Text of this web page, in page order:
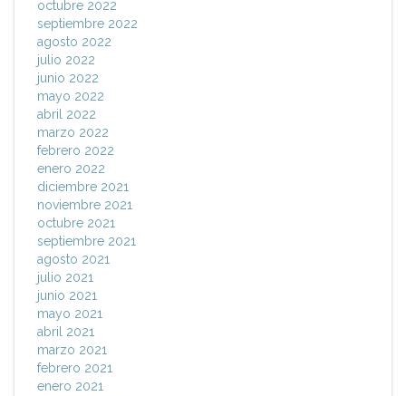
octubre 2022
septiembre 2022
agosto 2022
julio 2022
junio 2022
mayo 2022
abril 2022
marzo 2022
febrero 2022
enero 2022
diciembre 2021
noviembre 2021
octubre 2021
septiembre 2021
agosto 2021
julio 2021
junio 2021
mayo 2021
abril 2021
marzo 2021
febrero 2021
enero 2021